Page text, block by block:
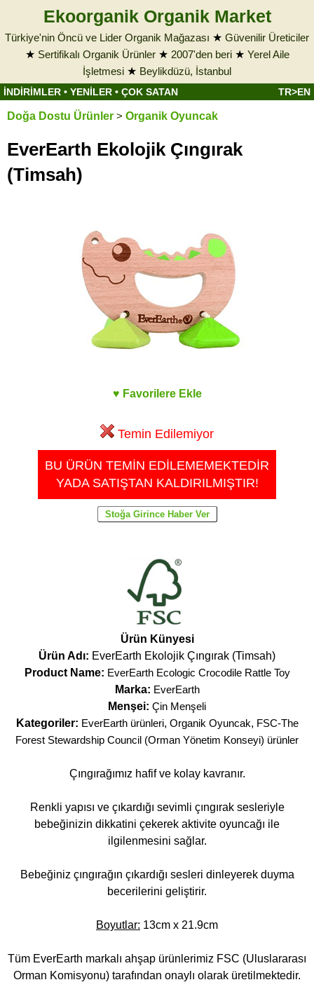
Ekoorganik Organik Market
Türkiye'nin Öncü ve Lider Organik Mağazası ★ Güvenilir Üreticiler
★ Sertifikalı Organik Ürünler★ 2007'den beri★ Yerel Aile
İşletmesi ★ Beylikdüzü, İstanbul
İNDİRİMLER • YENİLER • ÇOK SATAN TR>EN
Doğa Dostu Ürünler > Organik Oyuncak
EverEarth Ekolojik Çıngırak
(Timsah)
♥ Favorilere Ekle
Temin Edilemiyor
BU ÜRÜN TEMİN EDİLEMEMEKTEDİR
YADA SATIŞTAN KALDIRILMIŞTIR!
Ürün Künyesi
Ürün Adı: EverEarth Ekolojik Çıngırak (Timsah)
Product Name: EverEarth Ecologic Crocodile Rattle Toy
Marka: EverEarth
Menşei: Çin Menşeli
Kategoriler: EverEarth ürünleri, Organik Oyuncak, FSC-The
Forest Stewardship Council (Orman Yönetim Konseyi) ürünler
Çıngırağımız hafif ve kolay kavranır.
Renkli yapısı ve çıkardığı sevimli çıngırak sesleriyle
bebeğinizin dikkatini çekerek aktivite oyuncağı ile
ilgilenmesini sağlar.
Bebeğiniz çıngırağın çıkardığı sesleri dinleyerek duyma
becerilerini geliştirir.
Boyutlar: 13cm x 21.9cm
Tüm EverEarth markalı ahşap ürünlerimiz FSC (Uluslararası
Orman Komisyonu) tarafından onaylı olarak üretilmektedir.